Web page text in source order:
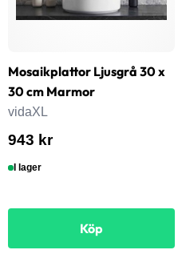
Mosaikplattor Ljusgrå 30 x
30 cm Marmor
vidaXL
943 kr
I lager
Köp